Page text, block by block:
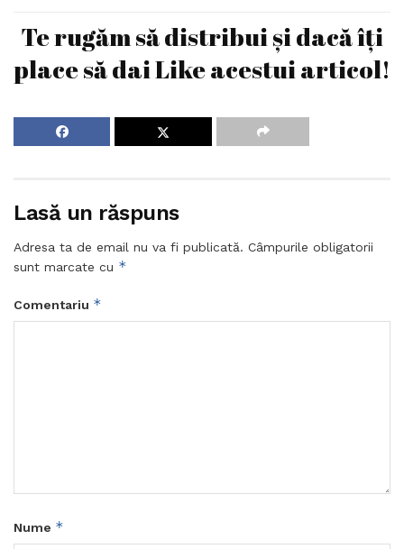
Te rugăm să distribui și dacă îți
place să dai Like acestui articol!
Lasă un răspuns
Adresa ta de email nu va fi publicată. Câmpurile obligatorii
sunt marcate cu *
Comentariu *
Nume *